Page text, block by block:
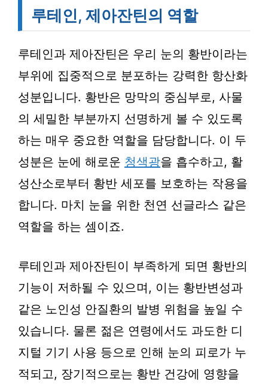
루테인, 제아잔틴의 역할
루테인과 제아잔틴은 우리 눈의 황반이라는
부위에 집중적으로 분포하는 강력한 항산화
성분입니다. 황반은 망막의 중심부로, 사물
의 세밀한 부분까지 선명하게 볼 수 있도록
하는 매우 중요한 역할을 담당합니다. 이 두
성분은 눈에 해로운 청색광을 흡수하고, 활
성산소로부터 황반 세포를 보호하는 작용을
합니다. 마치 눈을 위한 천연 선글라스 같은
역할을 하는 셈이죠.
루테인과 제아잔틴이 부족하게 되면 황반의
기능이 저하될 수 있으며, 이는 황반변성과
같은 노인성 안질환의 발병 위험을 높일 수
있습니다. 물론 젊은 연령에서도 과도한 디
지털 기기 사용 등으로 인해 눈의 피로가 누
적되고, 장기적으로는 황반 건강에 영향을